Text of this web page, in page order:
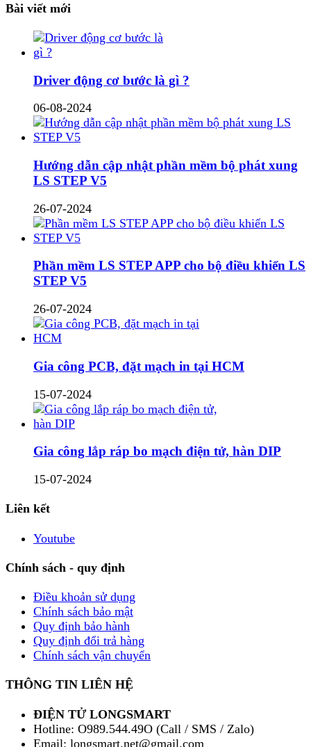
Bài viết mới
Driver động cơ bước là gì ?
06-08-2024
Hướng dẫn cập nhật phần mềm bộ phát xung
LS STEP V5
26-07-2024
Phần mềm LS STEP APP cho bộ điều khiển LS
STEP V5
26-07-2024
Gia công PCB, đặt mạch in tại HCM
15-07-2024
Gia công lắp ráp bo mạch điện tử, hàn DIP
15-07-2024
Liên kết
Youtube
Chính sách - quy định
Điều khoản sử dụng
Chính sách bảo mật
Quy định bảo hành
Quy định đổi trả hàng
Chính sách vận chuyển
THÔNG TIN LIÊN HỆ
ĐIỆN TỬ LONGSMART
Hotline: O989.544.49O (Call / SMS / Zalo)
Email: longsmart.net@gmail.com